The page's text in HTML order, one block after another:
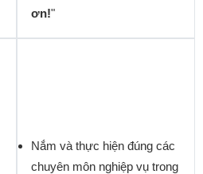
ơn!"
Nắm và thực hiện đúng các
chuyên môn nghiệp vụ trong